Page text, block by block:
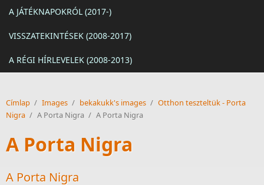
A JÁTÉKNAPOKRÓL (2017-)
VISSZATEKINTÉSEK (2008-2017)
A RÉGI HÍRLEVELEK (2008-2013)
Címlap / Images / bekakukk's images / Otthon teszteltük - Porta
Nigra / A Porta Nigra / A Porta Nigra
A Porta Nigra
A Porta Nigra